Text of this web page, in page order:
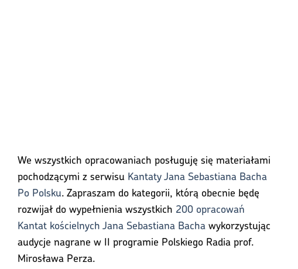
We wszystkich opracowaniach posługuję się materiałami
pochodzącymi z serwisu Kantaty Jana Sebastiana Bacha
Po Polsku. Zapraszam do kategorii, którą obecnie będę
rozwijał do wypełnienia wszystkich 200 opracowań
Kantat kościelnych Jana Sebastiana Bacha wykorzystując
audycje nagrane w II programie Polskiego Radia prof.
Mirosława Perza.